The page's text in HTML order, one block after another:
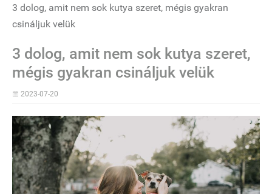
3 dolog, amit nem sok kutya szeret, mégis gyakran
csináljuk velük
3 dolog, amit nem sok kutya szeret,
mégis gyakran csináljuk velük
2023-07-20